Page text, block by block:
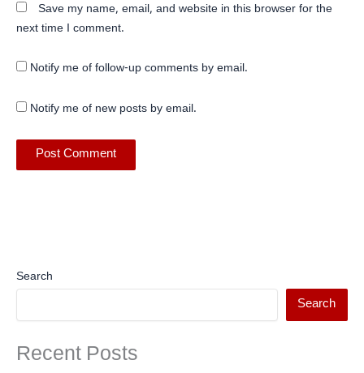
Save my name, email, and website in this browser for the
next time I comment.
Notify me of follow-up comments by email.
Notify me of new posts by email.
Search
Search
Recent Posts